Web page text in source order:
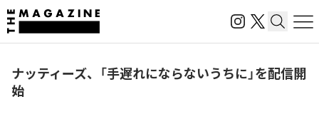
ナッティーズ、「手遅れにならないうちに」を配信開
始